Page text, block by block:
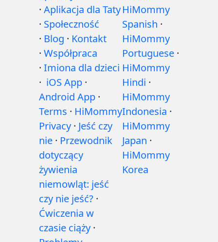
· Aplikacja dla Taty
· Społeczność
· Blog · Kontakt
· Współpraca
· Imiona dla dzieci
· iOS App ·
Android App ·
Terms · HiMommy
Privacy · Jeść czy
nie · Przewodnik
dotyczący
żywienia
niemowląt: jeść
czy nie jeść? ·
Ćwiczenia w
czasie ciąży ·
HiMommy
Spanish ·
HiMommy
Portuguese ·
HiMommy
Hindi ·
HiMommy
Indonesia ·
HiMommy
Japan ·
HiMommy
Korea